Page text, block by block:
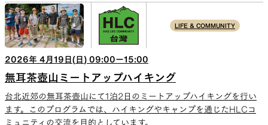
LIFE & COMMUNITY
2026年 4 月 19 日( 日 ) 09:00ー15:00
無耳茶壺山ミートアップハイキング
台北近郊の無耳茶壺山にて1泊2日のミートアップハイキングを行い
ます。このプログラムでは、ハイキングやキャンプを通じたHLCコ
ミュニティの交流を目的としています。